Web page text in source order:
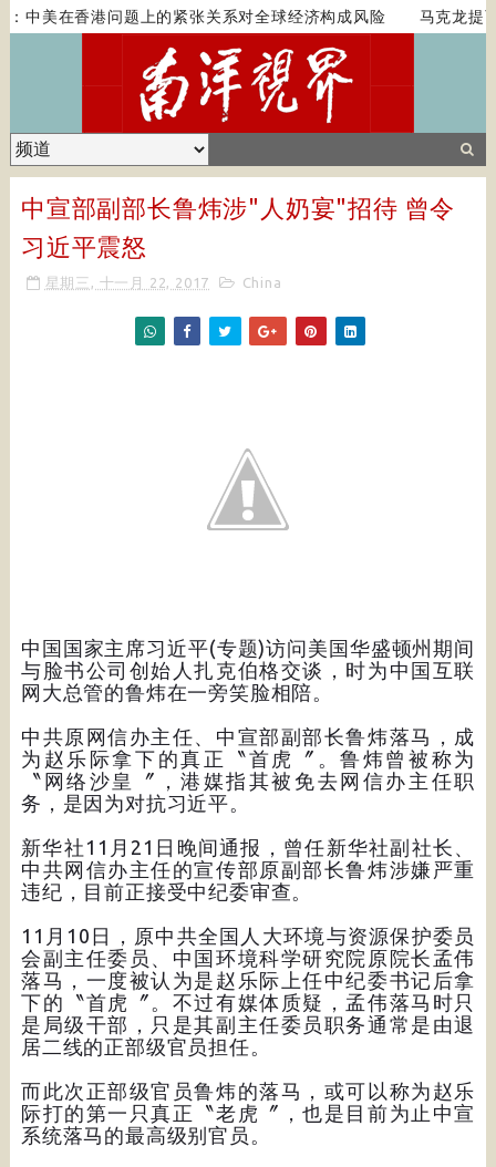
中美在香港问题上的紧张关系对全球经济构成风险 马克龙提
中宣部副部长鲁炜涉"人奶宴"招待 曾令
习近平震怒
星期三, 十一月 22, 2017 China
中国国家主席习近平(专题)访问美国华盛顿州期间
与脸书公司创始人扎克伯格交谈，时为中国互联
网大总管的鲁炜在一旁笑脸相陪。
中共原网信办主任、中宣部副部长鲁炜落马，成
为赵乐际拿下的真正〝首虎〞。鲁炜曾被称为
〝网络沙皇〞，港媒指其被免去网信办主任职
务，是因为对抗习近平。
新华社11月21日晚间通报，曾任新华社副社长、
中共网信办主任的宣传部原副部长鲁炜涉嫌严重
违纪，目前正接受中纪委审查。
11月10日，原中共全国人大环境与资源保护委员
会副主任委员、中国环境科学研究院原院长孟伟
落马，一度被认为是赵乐际上任中纪委书记后拿
下的〝首虎〞。不过有媒体质疑，孟伟落马时只
是局级干部，只是其副主任委员职务通常是由退
居二线的正部级官员担任。
而此次正部级官员鲁炜的落马，或可以称为赵乐
际打的第一只真正〝老虎〞，也是目前为止中宣
系统落马的最高级别官员。